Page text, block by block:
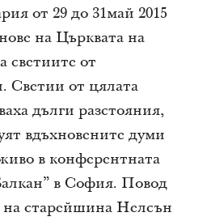
от 29 до 31май 2015
на Църквата на
светиите от
Светии от цялата
дълги разстояния,
вдъхновените думи
в конферентната
в София. Повод
на старейшина Нелсън